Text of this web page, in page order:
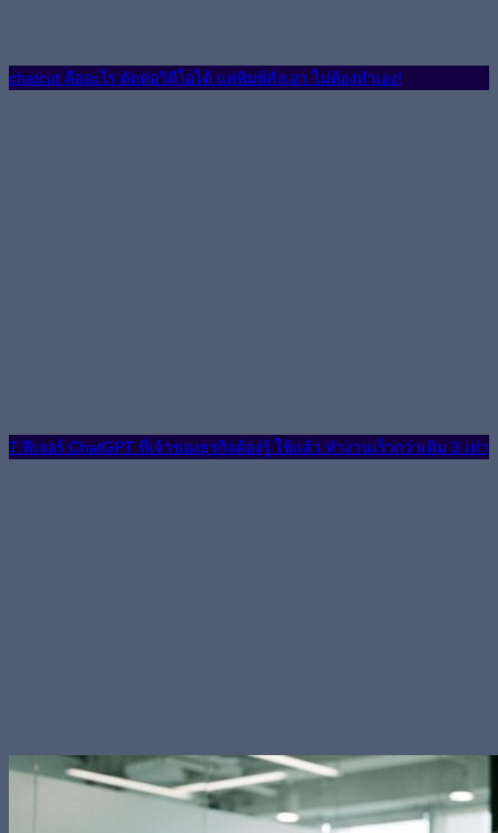
chatcut คืออะไร ตัดต่อวิดีโอได้ แค่พิมพ์สั่งเอา ไม่ต้องทำเอง!
7 ฟีเจอร์ ChatGPT ที่เจ้าของธุรกิจต้องรู้ ใช้แล้ว ทำงานเร็วกว่าเดิม 3 เท่า